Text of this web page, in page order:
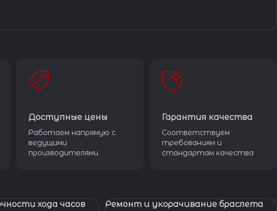
Доступные цены
Работаем напрямую с
ведущими
производителями
Гарантия качества
Соответствуем
требованиям и
стандартам качества
хода часов
Ремонт и укорачивание браслета